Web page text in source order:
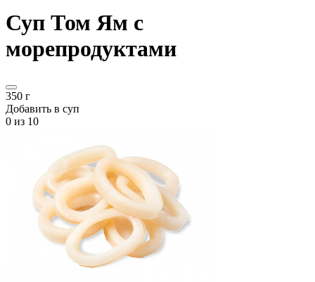
Суп Том Ям с
морепродуктами
350 г
Добавить в суп
0 из 10